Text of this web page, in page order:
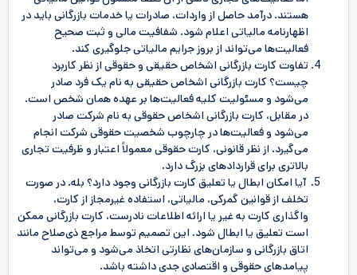
هستند. درآمد حاصل از واردات، صادرات یا خدمات بازرگانی باید در
اظهارنامه مالیاتی اعلام شود. شفافیت مالی و ثبت صحیح
فعالیت‌ها می‌تواند از بروز جرایم مالیاتی جلوگیری کند.
تفاوت کارت بازرگانی اشخاص حقیقی و حقوقی از نظر کاربرد
چیست؟ کارت بازرگانی اشخاص حقیقی به نام یک فرد صادر
می‌شود و مسئولیت کلیه فعالیت‌ها بر عهده همان شخص است.
در مقابل، کارت بازرگانی اشخاص حقوقی به نام شرکت صادر
می‌شود و فعالیت‌ها در چارچوب شخصیت حقوقی شرکت انجام
می‌گیرد. از نظر قانونی، کارت حقوقی معمولاً اعتبار و ظرفیت تجاری
بالاتری برای قراردادهای بزرگ دارد.
آیا امکان ابطال یا تعلیق کارت بازرگانی وجود دارد؟ بله. در صورت
تخلف از قوانین گمرکی، مالیاتی، استفاده غیرمجاز از کارت،
واگذاری کارت به غیر یا ارائه اطلاعات نادرست، کارت بازرگانی ممکن
است تعلیق یا ابطال شود. این تصمیم توسط مراجع ذی‌صلاح مانند
اتاق بازرگانی و سازمان‌های نظارتی اتخاذ می‌شود و می‌تواند
پیامدهای حقوقی و اقتصادی جدی داشته باشد.